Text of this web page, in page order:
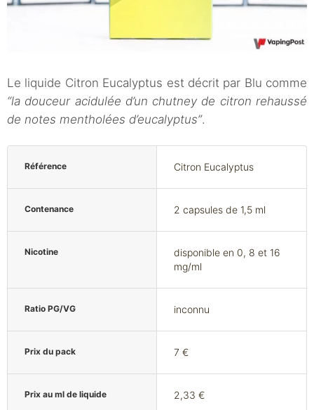
Le liquide Citron Eucalyptus est décrit par Blu comme
“la douceur acidulée d’un chutney de citron rehaussé
de notes mentholées d’eucalyptus”.
Référence Citron Eucalyptus
Contenance 2 capsules de 1,5 ml
Nicotine
disponible en 0, 8 et 16
mg/ml
Ratio PG/VG inconnu
Prix du pack 7 €
Prix au ml de liquide 2,33 €